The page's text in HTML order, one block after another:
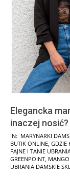
Elegancka
inaczej nosić?
2026-
02-
06
IN: MARYNARKI
BUTIK ONLINE, GDZIE
FAJNE I TANIE
GREENPOINT,
UBRANIA DAMSKIE